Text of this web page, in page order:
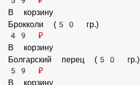
Сыр Тофу (50гр)
59 ₽
В корзину
Ананас (50гр)
59 ₽
В корзину